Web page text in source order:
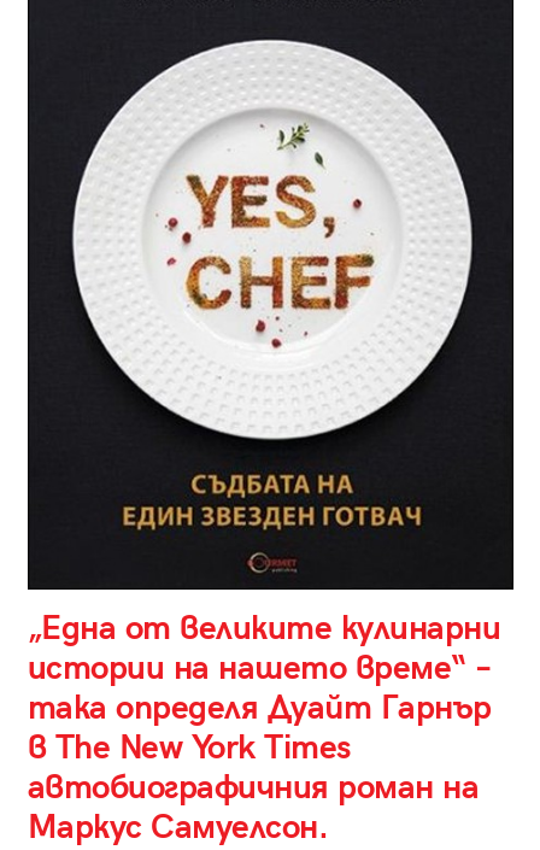
„Една от великите кулинарни
истории на нашето време“ –
така определя Дуайт Гарнър
в The New York Times
автобиографичния роман на
Маркус Самуелсон.